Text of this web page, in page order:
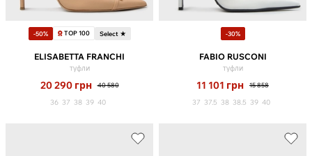
-50% TOP 100 Select ★
ELISABETTA FRANCHI
туфли
20 290 грн 40 580
36 37 38 39 40
-30%
FABIO RUSCONI
туфли
11 101 грн 15 858
37 37.5 38 38.5 39 40